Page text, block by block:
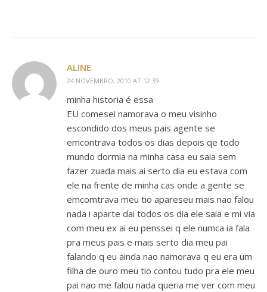
ALINE
24 NOVEMBRO, 2010 AT 12:39
minha historia é essa
EU comesei namorava o meu visinho
escondido dos meus pais agente se
emcontrava todos os dias depois qe todo
mundo dormia na minha casa eu saia sem
fazer zuada mais ai serto dia eu estava com
ele na frente de minha cas onde a gente se
emcomtrava meu tio apareseu mais nao falou
nada i aparte dai todos os dia ele saia e mi via
com meu ex ai eu penssei q ele numca ia fala
pra meus pais e mais serto dia meu pai
falando q eu ainda nao namorava q eu era um
filha de ouro meu tio contou tudo pra ele meu
pai nao me falou nada queria me ver com meu